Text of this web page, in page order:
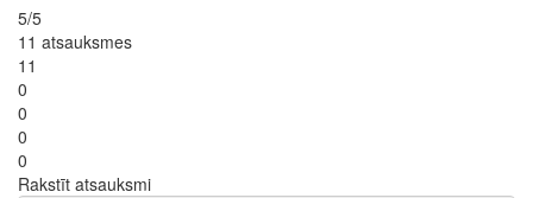
5/5
11 atsauksmes
11
0
0
0
0
Rakstīt atsauksmi